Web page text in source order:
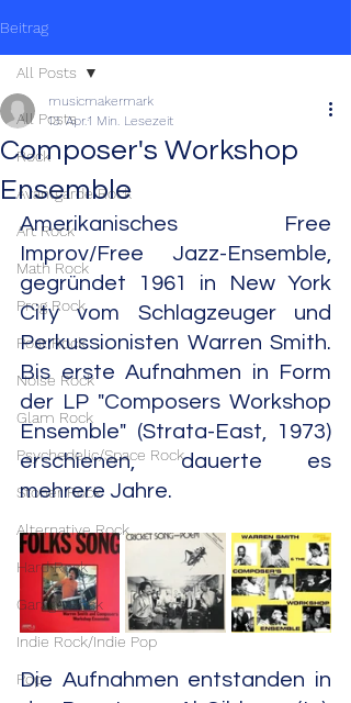
Beitrag
All Posts
Rock
Avantgarde Rock
Art Rock
Math Rock
Prog Rock
Post Rock
Noise Rock
Glam Rock
Psychedelic/Space Rock
Stoner Rock
Alternative Rock
Hard Rock
Garage Rock
Indie Rock/Indie Pop
Pop
All Posts
Composer's Workshop
Ensemble
musicmakermark
13. Apr.1 Min. Lesezeit
Amerikanisches Free
Improv/Free Jazz-Ensemble,
gegründet 1961 in New York
City vom Schlagzeuger und
Perkussionisten Warren Smith.
Bis erste Aufnahmen in Form
der LP "Composers Workshop
Ensemble" (Strata-East, 1973)
erschienen, dauerte es
mehrere Jahre.
Die Aufnahmen entstanden in